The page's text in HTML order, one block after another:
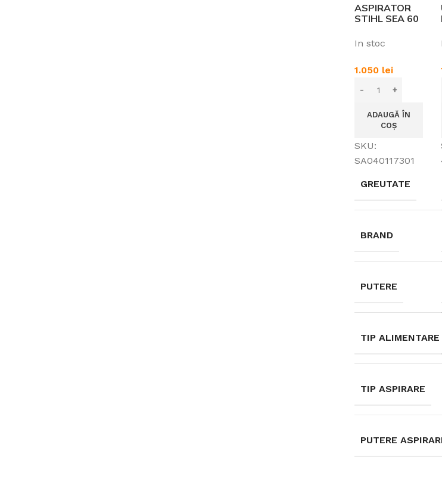
ASPIRATOR
STIHL SEA 60
(FARA AK SI
In stoc
1.050 lei
ADAUGĂ ÎN
COȘ
SKU:
SA040117301
GREUTATE
BRAND
PUTERE
TIP ALIMENTARE
TIP ASPIRARE
PUTERE